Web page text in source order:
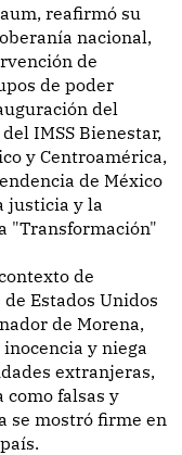
reafirmó su
nacional,
de
de poder
del
IMSS Bienestar,
y Centroamérica,
de México
justicia y la
"Transformación"
de
Estados Unidos
de Morena,
y niega
extranjeras,
como falsas y
se mostró firme en